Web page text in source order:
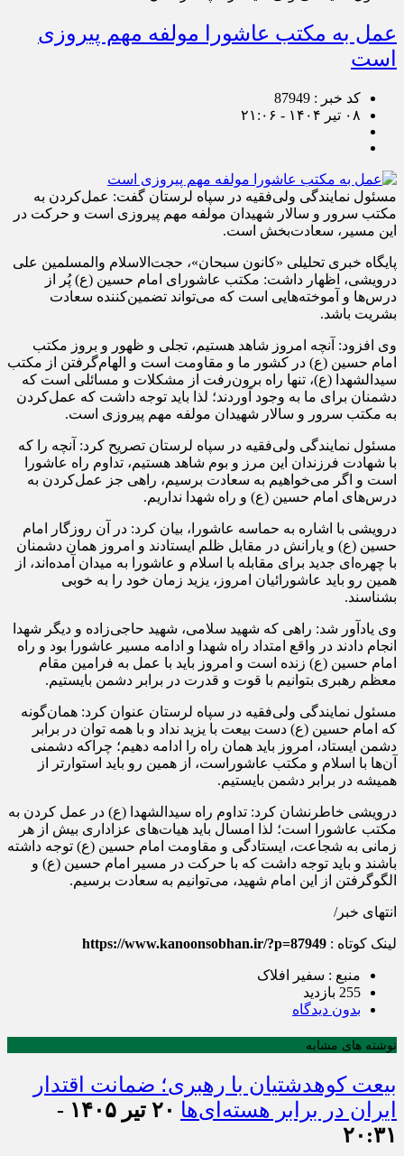
عمل‌ به مکتب عاشورا مولفه مهم پیروزی
است
کد خبر : 87949
۰۸ تیر ۱۴۰۴ - ۲۱:۰۶
مسئول نمایندگی ولی‌فقیه در سپاه لرستان گفت: عمل‌کردن به
مکتب سرور و سالار شهیدان مولفه مهم پیروزی است و حرکت در
این مسیر، سعادت‌بخش است.
پایگاه خبری تحلیلی «کانون سبحان»، حجت‌الاسلام والمسلمین علی
درویشی، اظهار داشت: مکتب عاشورای امام حسین (ع) پُر از
درس‌ها و آموخته‌هایی است که می‌تواند تضمین‌کننده سعادت
بشریت باشد.
وی افزود: آنچه امروز شاهد هستیم، تجلی و ظهور و بروز مکتب
امام حسین (ع) در کشور ما و مقاومت است و الهام‌گرفتن از مکتب
سیدالشهدا (ع)، تنها راه برون‌رفت از مشکلات و مسائلی است که
دشمنان برای ما به وجود آوردند؛ لذا باید توجه داشت که عمل‌کردن
به مکتب سرور و سالار شهیدان مولفه مهم پیروزی است.
مسئول نمایندگی ولی‌فقیه در سپاه لرستان تصریح کرد: آنچه را که
با شهادت فرزندان این مرز و بوم شاهد هستیم، تداوم راه عاشورا
است و اگر می‌خواهیم به سعادت برسیم، راهی جز عمل‌کردن به
درس‌های امام حسین (ع) و راه شهدا نداریم.
درویشی با اشاره به حماسه عاشورا، بیان کرد: در آن روزگار امام
حسین (ع) و یارانش در مقابل ظلم ایستادند و امروز همان دشمنان
با چهره‌ای جدید برای مقابله با اسلام و عاشورا به میدان آمده‌اند، از
همین رو باید عاشورائیان امروز، یزید زمان خود را به خوبی
بشناسند.
وی یادآور شد: راهی که شهید سلامی، شهید حاجی‌زاده و دیگر شهدا
انجام دادند در واقع امتداد راه شهدا و ادامه مسیر عاشورا بود و راه
امام حسین (ع) زنده است و امروز باید با عمل به فرامین مقام
معظم رهبری بتوانیم با قوت و قدرت در برابر دشمن بایستیم.
مسئول نمایندگی ولی‌فقیه در سپاه لرستان عنوان کرد: همان‌گونه
که امام حسین (ع) دست بیعت با یزید نداد و با همه توان در برابر
دشمن ایستاد، امروز باید همان راه را ادامه دهیم؛ چراکه دشمنی
آن‌ها با اسلام و مکتب عاشوراست، از همین رو باید استوارتر از
همیشه در برابر دشمن بایستیم.
درویشی خاطرنشان کرد: تداوم راه سیدالشهدا (ع) در عمل کردن به
مکتب عاشورا است؛ لذا امسال باید هیات‌های عزاداری بیش از هر
زمانی به شجاعت، ایستادگی و مقاومت امام حسین (ع) توجه داشته
باشند و باید توجه داشت که با حرکت در مسیر امام حسین (ع) و
الگوگرفتن از این امام شهید، می‌توانیم به سعادت برسیم.
انتهای خبر/
لینک کوتاه : https://www.kanoonsobhan.ir/?p=87949
منبع : سفیر افلاک
255 بازدید
بدون دیدگاه
نوشته های مشابه
بیعت کوهدشتیان با رهبری؛ ضمانت اقتدار
ایران در برابر هسته‌ای‌ها
۲۰ تیر ۱۴۰۵ -
۲۰:۳۱